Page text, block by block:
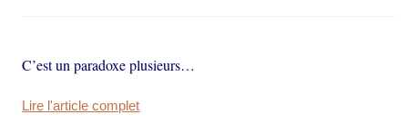
C’est un paradoxe plusieurs…
Lire l'article complet